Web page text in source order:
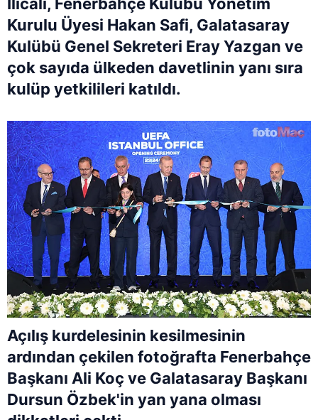
Kurulu Üyesi Hakan Safi, Galatasaray
Kulübü Genel Sekreteri Eray Yazgan ve
çok sayıda ülkeden davetlinin yanı sıra
kulüp yetkilileri katıldı.
Açılış kurdelesinin kesilmesinin
ardından çekilen fotoğrafta Fenerbahçe
Başkanı Ali Koç ve Galatasaray Başkanı
Dursun Özbek'in yan yana olması